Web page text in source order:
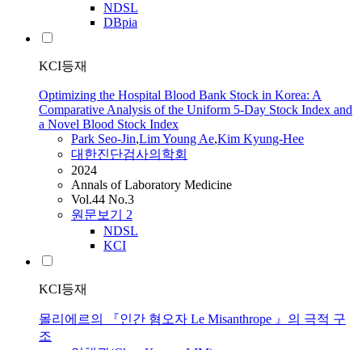
NDSL
DBpia
KCI등재
Optimizing the Hospital Blood Bank Stock in Korea: A
Comparative Analysis of the Uniform 5-Day Stock Index and
a Novel Blood Stock Index
Park Seo-Jin,LimYoung Ae,Kim Kyung-Hee
대한진단검사의학회
2024
Annals of Laboratory Medicine
Vol.44 No.3
원문보기 2
NDSL
KCI
KCI등재
몰리에르의 『인간 혐오자 Le Misanthrope 』의 극적 구
조